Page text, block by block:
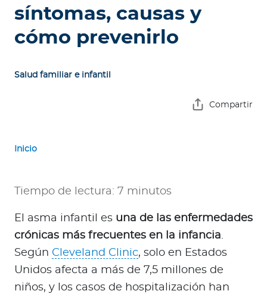
A
síntomas, causas y
cómo prevenirlo
Salud familiar e infantil
Compartir
Inicio
Tiempo de lectura: 7 minutos
El asma infantil es una de las enfermedades
crónicas más frecuentes en la infancia.
Según Cleveland Clinic, solo en Estados
Unidos afecta a más de 7,5 millones de
niños, y los casos de hospitalización han